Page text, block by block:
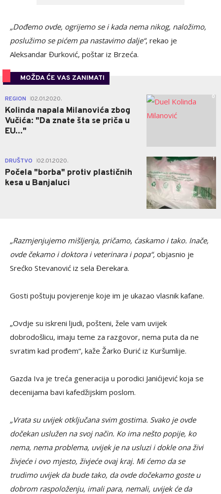
„Dođemo ovde, ogrijemo se i kada nema nikog, naložimo,
poslužimo se pićem pa nastavimo dalje“, rekao je
Aleksandar Đurković, poštar iz Brzeća.
MOŽDA ĆE VAS ZANIMATI
REGION 02.01.2020.
Kolinda napala Milanovića zbog
Vučića: "Da znate šta se priča u
EU..."
0
DRUŠTVO 02.01.2020.
Počela "borba" protiv plastičnih
kesa u Banjaluci
1
„Razmjenjujemo mišljenja, pričamo, ćaskamo i tako. Inače,
ovde čekamo i doktora i veterinara i popa“, objasnio je
Srećko Stevanović iz sela Đerekara.
Gosti poštuju povjerenje koje im je ukazao vlasnik kafane.
„Ovdje su iskreni ljudi, pošteni, žele vam uvijek
dobrodošlicu, imaju teme za razgovor, nema puta da ne
svratim kad prođem“, kaže Žarko Đurić iz Kuršumlije.
Gazda Iva je treća generacija u porodici Janićijević koja se
decenijama bavi kafedžijskim poslom.
„Vrata su uvijek otključana svim gostima. Svako je ovde
dočekan uslužen na svoj način. Ko ima nešto popije, ko
nema, nema problema, uvijek je na usluzi i dokle ona živi
živjeće i ovo mjesto, živjeće ovaj kraj. Mi ćemo da se
trudimo uvijek da bude tako, da ovde dočekamo goste u
dobrom raspoloženju, imali para, nemali, uvijek će da